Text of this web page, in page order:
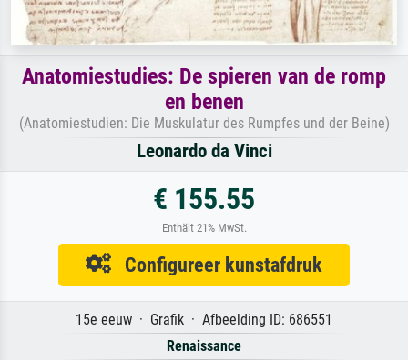
Anatomiestudies: De spieren van de romp
en benen
(Anatomiestudien: Die Muskulatur des Rumpfes und der Beine)
Leonardo da Vinci
€ 155.55
Enthält 21% MwSt.
Configureer kunstafdruk
15e eeuw · Grafik · Afbeelding ID: 686551
Renaissance